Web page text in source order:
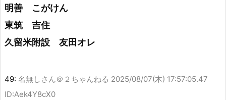
明善 こがけん
東筑 吉住
久留米附設 友田オレ
49: 名無しさん＠２ちゃんねる 2025/08/07(木) 17:57:05.47
ID:Aek4Y8cX0